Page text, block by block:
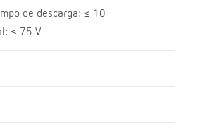
de descarga: ≤ 10
≤ 75 V